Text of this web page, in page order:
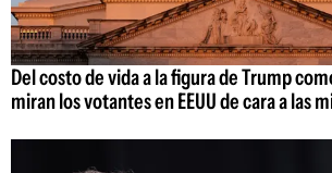
Del costo de vida a la figura de Trump
miran los votantes en EEUU de cara a las